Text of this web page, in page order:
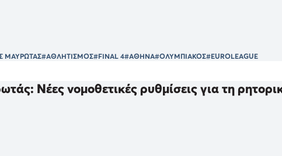
ΜΑΥΡΩΤΑΣ#ΑΘΛΗΤΙΣΜΟΣ#FINAL 4#ΑΘΗΝΑ#ΟΛΥΜΠΙΑΚΟΣ#EUROLEAGUE
Νέες νομοθετικές ρυθμίσεις για τη